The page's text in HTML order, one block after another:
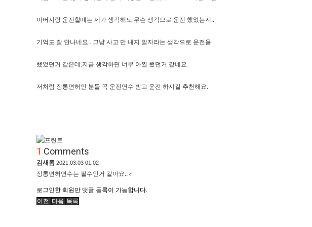
아버지랑 운전할때는 제가 생각해도 무슨 생각으로 운전 했었는지..
기억도 잘 안나네요.. 그냥 사고 만 내지 말자라는 생각으로 운전을
했었던거 같은데,지금 생각하면 너무 아찔 했던거 같네요.
저처럼 장롱면허인 분들 꼭 운전연수 받고 운전 하시길 추천해요.
1 Comments
김새롬 2021.03.03 01:02
장롱면허연수는 필수인거 같아요..ㅎ
로그인한 회원만 댓글 등록이 가능합니다.
이전 다음 목록